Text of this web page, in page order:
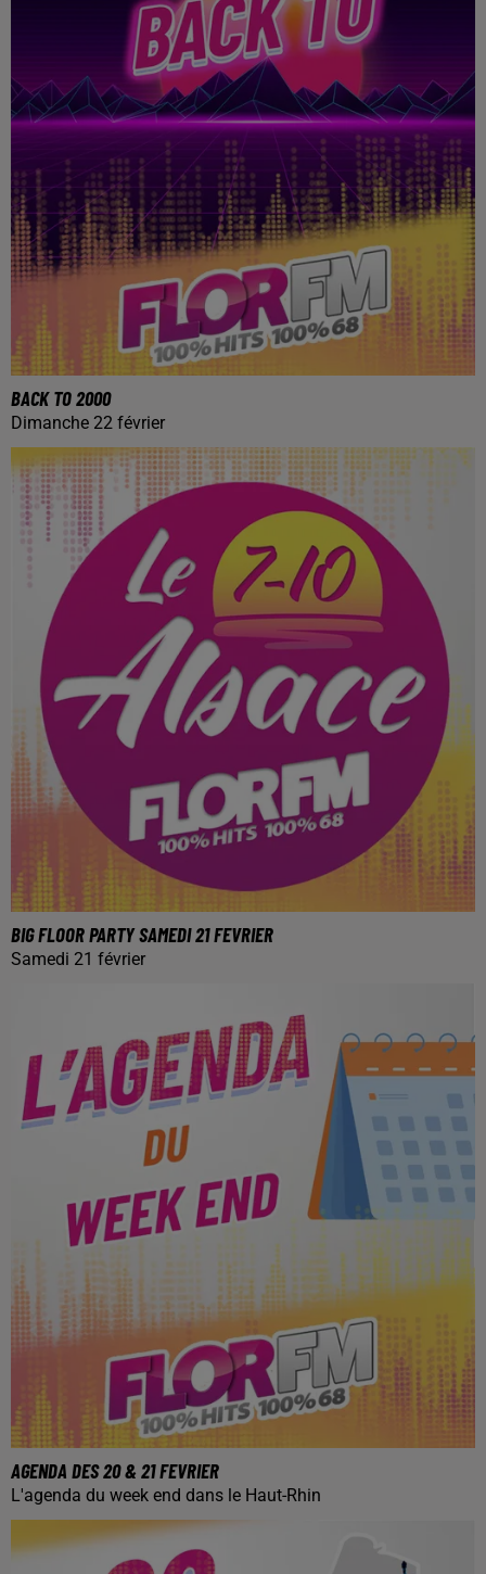
BACK TO 2000
Dimanche 22 février
BIG FLOOR PARTY SAMEDI 21 FEVRIER
Samedi 21 février
AGENDA DES 20 & 21 FEVRIER
L'agenda du week end dans le Haut-Rhin